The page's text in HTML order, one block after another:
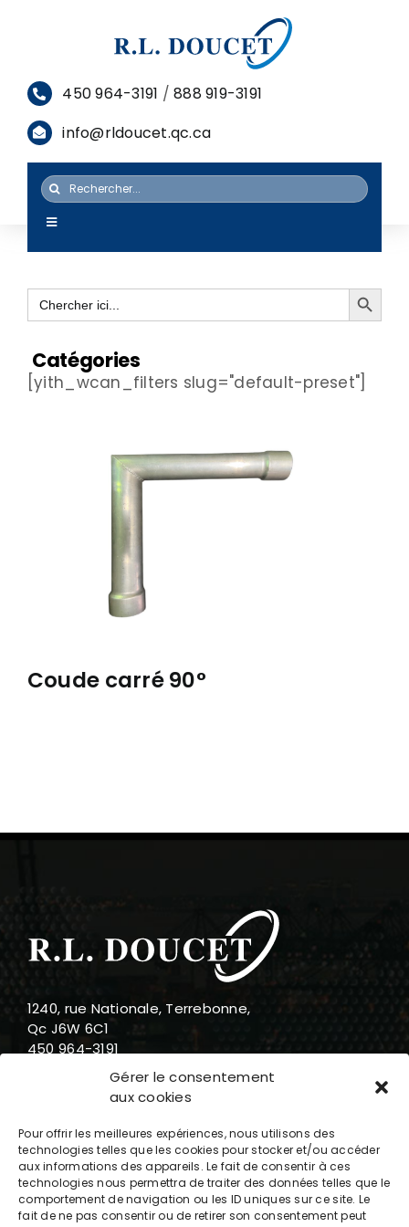
Gérer le consentement
aux cookies
Pour offrir les meilleures expériences, nous utilisons des
technologies telles que les cookies pour stocker et/ou accéder
aux informations des appareils. Le fait de consentir à ces
technologies nous permettra de traiter des données telles que le
comportement de navigation ou les ID uniques sur ce site. Le
fait de ne pas consentir ou de retirer son consentement peut
450 964-3191 /888 919-3191
info@rldoucet.qc.ca
Rechercher:
Toggle
Navigation
SERVICES
RESSOURCES
RÉALISATIONS
Search
for:
Search Button
Catégories
[yith_wcan_filters slug="default-preset"]
Coude carré 90°
1240, rue Nationale, Terrebonne,
Qc J6W 6C1
450 964-3191
888 919-3191
info@rldoucet.qc.ca
Heures d’ouverture